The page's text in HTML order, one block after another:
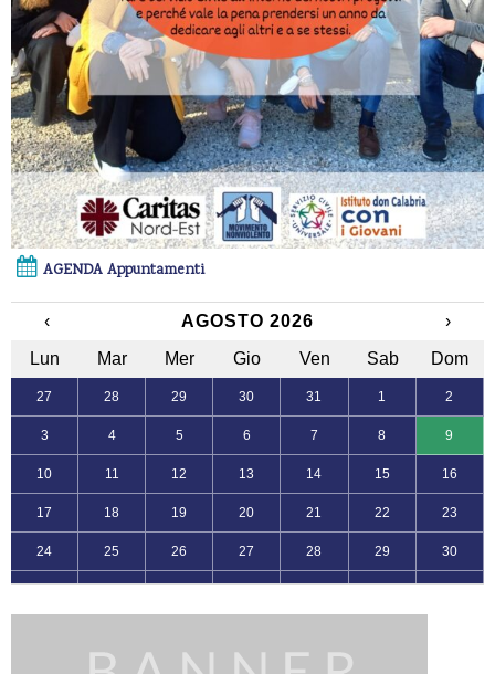
AGENDA Appuntamenti
‹ AGOSTO 2026
›
Lun
Mar Mer Gio Ven Sab Dom
27 28 29 30 31 1 2
3 4 5 6 7 8 9
10 11 12 13 14 15 16
17 18 19 20 21 22 23
24 25 26 27 28 29 30